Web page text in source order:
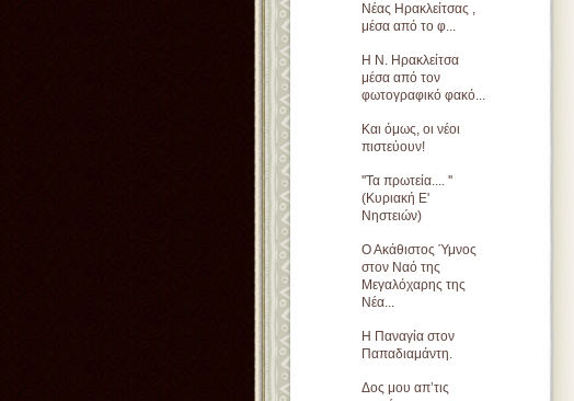
Νέας Ηρακλείτσας ,
μέσα από το φ...
Η Ν. Ηρακλείτσα
μέσα από τον
φωτογραφικό φακό...
Και όμως, οι νέοι
πιστεύουν!
''Τα πρωτεία.... ''
(Κυριακή Ε'
Νηστειών)
Ο Ακάθιστος Ύμνος
στον Ναό της
Μεγαλόχαρης της
Νέα...
Η Παναγία στον
Παπαδιαμάντη.
Δος μου απ’τις